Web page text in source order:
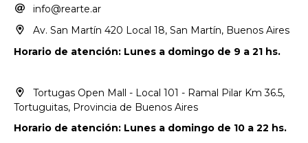
info@rearte.ar
Av. San Martín 420 Local 18, San Martín, Buenos Aires
Horario de atención: Lunes a domingo de 9 a 21 hs.
Tortugas Open Mall - Local 101 - Ramal Pilar Km 36.5,
Tortuguitas, Provincia de Buenos Aires
Horario de atención: Lunes a domingo de 10 a 22 hs.